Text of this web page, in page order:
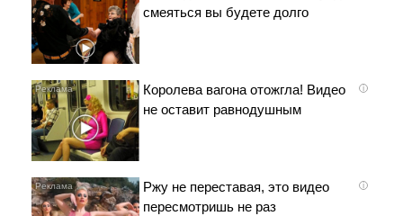
смеяться вы будете долго
i
Королева вагона отожгла! Видео
не оставит равнодушным
i
Ржу не переставая, это видео
пересмотришь не раз